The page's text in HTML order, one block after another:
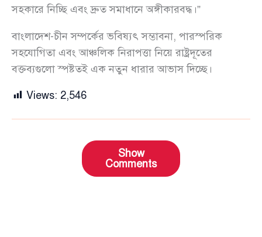
সহকারে নিচ্ছি এবং দ্রুত সমাধানে অঙ্গীকারবদ্ধ।”
বাংলাদেশ-চীন সম্পর্কের ভবিষ্যৎ সম্ভাবনা, পারস্পরিক
সহযোগিতা এবং আঞ্চলিক নিরাপত্তা নিয়ে রাষ্ট্রদূতের
বক্তব্যগুলো স্পষ্টতই এক নতুন ধারার আভাস দিচ্ছে।
Views: 2,546
Show
Comments